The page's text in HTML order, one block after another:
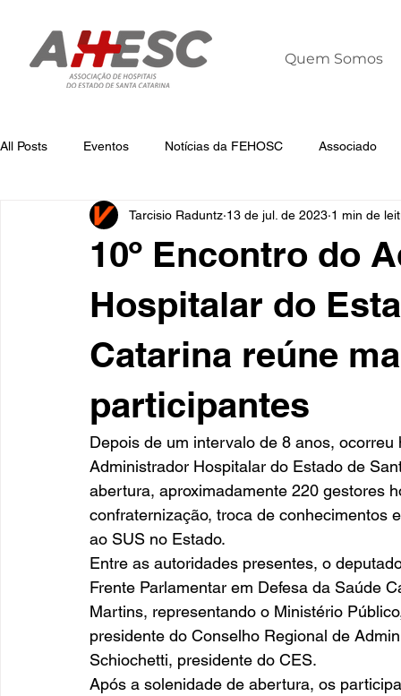
Quem Somos
All Posts Eventos Notícias da FEHOSC Associado
Notícias da AHESC Liderança Dia
10º Encontro do
Hospitalar do
Catarina reúne
participantes
Tarcisio Raduntz 13 de jul. de 2023 1 min de
Depois de um intervalo de 8 anos,
Administrador Hospitalar do Estado de
abertura, aproximadamente 220 gestores
confraternização, troca de conhecimentos
ao SUS no Estado.
Entre as autoridades presentes, o
Frente Parlamentar em Defesa da Saúde
Martins, representando o Ministério
presidente do Conselho Regional de
Schiochetti, presidente do CES.
Após a solenidade de abertura, os